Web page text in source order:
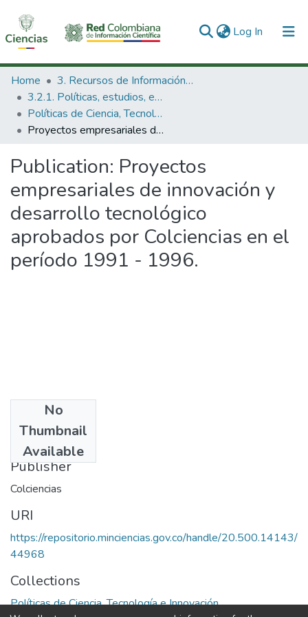
Log In (current)
Communities & Collections
All of DSpace
Statistics
Home
3. Recursos de Información Científica y Tecnológica
3.2.1. Políticas, estudios, evaluaciones e indicadores de CTeI
Políticas de Ciencia, Tecnología e Innovación
Proyectos empresariales de innovación y desarrollo tecnológico aprobados por Colciencias en el período 1991 - 1996.
Publication: Proyectos
empresariales de innovación y
desarrollo tecnológico
aprobados por Colciencias en el
período 1991 - 1996.
No
Thumbnail
Available
1997
Publisher
Colciencias
URI
https://repositorio.minciencias.gov.co/handle/20.500.14143/
44968
Collections
Políticas de Ciencia, Tecnología e Innovación